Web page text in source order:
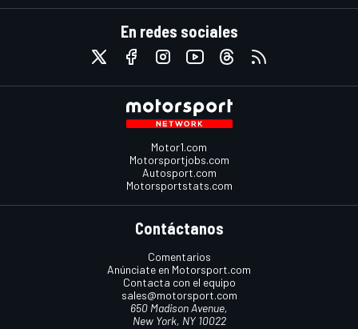
En redes sociales
Motor1.com
Motorsportjobs.com
Autosport.com
Motorsportstats.com
Contáctanos
Comentarios
Anúnciate en Motorsport.com
Contacta con el equipo
sales@motorsport.com
650 Madison Avenue,
New York, NY 10022